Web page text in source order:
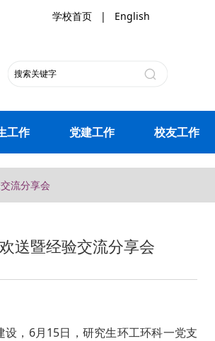
学校首页 | English
工作 党建工作 校友工作
流分享会
送暨经验交流分享会
，6月15日，研究生环工环科一党支